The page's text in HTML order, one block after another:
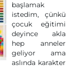
başlamak
istedim, çünkü
çocuk eğitimi
deyince akla
hep anneler
geliyor ama
aslında karakter